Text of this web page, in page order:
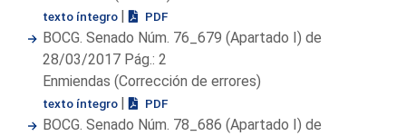
texto íntegro | PDF
BOCG. Senado Núm. 76_679 (Apartado I) de
28/03/2017 Pág.: 2
Enmiendas (Corrección de errores)
texto íntegro | PDF
BOCG. Senado Núm. 78_686 (Apartado I) de